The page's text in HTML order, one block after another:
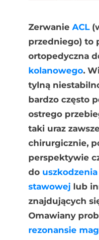
Zerwanie ACL
przedniego) to
ortopedyczna
kolanowego.
tylną
bardzo często
ostrego
taki uraz
chirurgicznie,
perspektywie
do uszkodzenia
stawowejlub
znajdujących
Omawiany
rezonansie